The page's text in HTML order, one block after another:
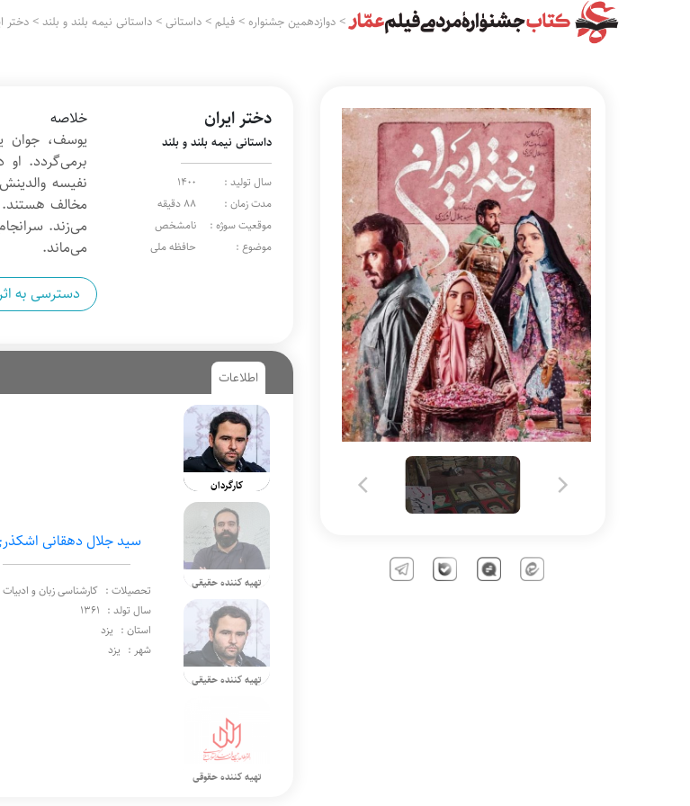
>دوازدهمین جشنواره >فیلم >داستانی >داستانی نیمه بلند و بلند >دختر
دختر ایران
داستانی نیمه بلند و بلند
سال تولید :
1400
مدت زمان :
88 دقیقه
موقعیت سوژه :
نامشخص
موضوع :
حافظه ملی
خلاصه
یوسف، جوان
برمی‌گردد.
نفیسه
مخالف
می‌زند.
می‌ماند.
دسترسی به
اطلاعات
کارگردان
تهیه کننده حقیقی
تهیه کننده حقیقی
تهیه کننده حقوقی
سید جلال دهقانی
تحصیلات : کارشناسی زبان و
سال تولد : 1361
استان : یزد
شهر : یزد